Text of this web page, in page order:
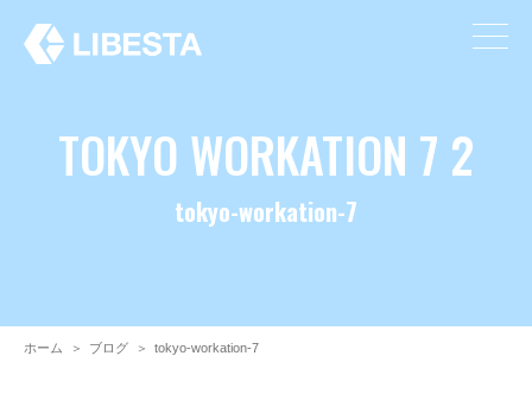
TOKYO WORKATION 7 2
tokyo-workation-7
ホーム ＞ ブログ ＞ tokyo-workation-7